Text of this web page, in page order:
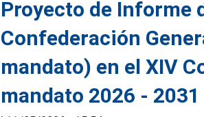
Proyecto de Informe
Confederación
mandato) en el XIV
mandato 2026 - 2031